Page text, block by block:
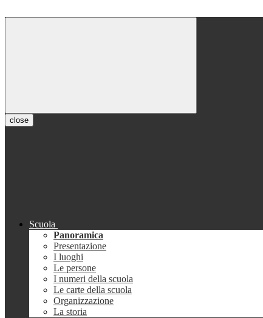
close
Scuola
Panoramica
Presentazione
I luoghi
Le persone
I numeri della scuola
Le carte della scuola
Organizzazione
La storia